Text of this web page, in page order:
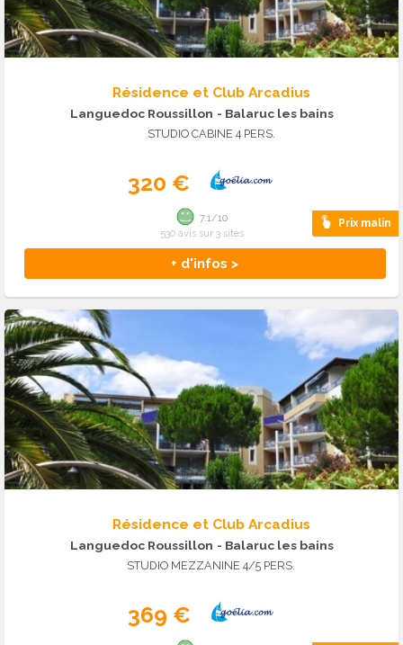
Résidence et Club Arcadius
Languedoc Roussillon - Balaruc les bains
STUDIO CABINE 4 PERS.
320 €
Prix malin
+ d'infos >
7.1/10
530 avis sur 3 sites
Résidence et Club Arcadius
Languedoc Roussillon - Balaruc les bains
STUDIO MEZZANINE 4/5 PERS.
369 €